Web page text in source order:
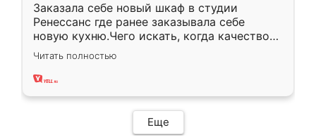
Заказала себе новый шкаф в студии
Ренессанс где ранее заказывала себе
новую кухню.Чего искать, когда качеством
вполне довольна. Служит кухня уже почти
два года, нареканий нет.
Читать полностью
Еще